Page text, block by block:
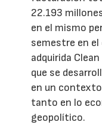
22.193
en el mismo
semestre en el
adquirida
que se
en un
tanto en lo
geopolítico.